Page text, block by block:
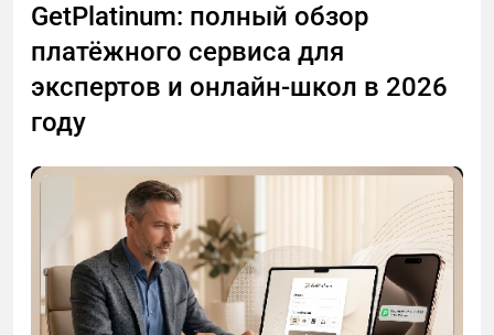
GetPlatinum: полный обзор
платёжного сервиса для
экспертов и онлайн-школ в 2026
году